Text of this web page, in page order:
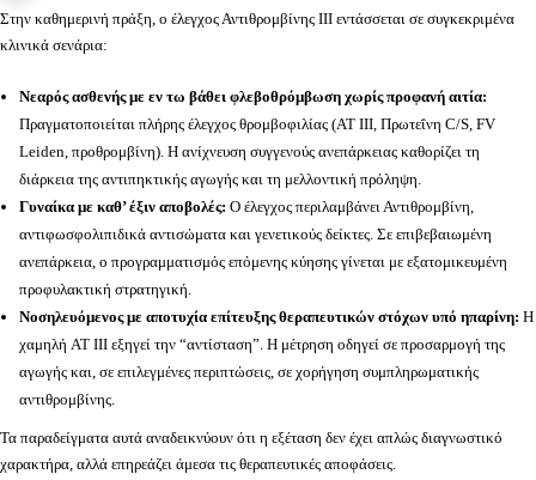
Στην καθημερινή πράξη, ο έλεγχος Αντιθρομβίνης ΙΙΙ εντάσσεται σε συγκεκριμένα
κλινικά σενάρια:
Νεαρός ασθενής με εν τω βάθει φλεβοθρόμβωση χωρίς προφανή αιτία:
Πραγματοποιείται πλήρης έλεγχος θρομβοφιλίας (AT III, Πρωτεΐνη C/S, FV
Leiden, προθρομβίνη). Η ανίχνευση συγγενούς ανεπάρκειας καθορίζει τη
διάρκεια της αντιπηκτικής αγωγής και τη μελλοντική πρόληψη.
Γυναίκα με καθ’ έξιν αποβολές: Ο έλεγχος περιλαμβάνει Αντιθρομβίνη,
αντιφωσφολιπιδικά αντισώματα και γενετικούς δείκτες. Σε επιβεβαιωμένη
ανεπάρκεια, ο προγραμματισμός επόμενης κύησης γίνεται με εξατομικευμένη
προφυλακτική στρατηγική.
Νοσηλευόμενος με αποτυχία επίτευξης θεραπευτικών στόχων υπό ηπαρίνη: Η
χαμηλή AT III εξηγεί την “αντίσταση”. Η μέτρηση οδηγεί σε προσαρμογή της
αγωγής και, σε επιλεγμένες περιπτώσεις, σε χορήγηση συμπληρωματικής
αντιθρομβίνης.
Τα παραδείγματα αυτά αναδεικνύουν ότι η εξέταση δεν έχει απλώς διαγνωστικό
χαρακτήρα, αλλά επηρεάζει άμεσα τις θεραπευτικές αποφάσεις.